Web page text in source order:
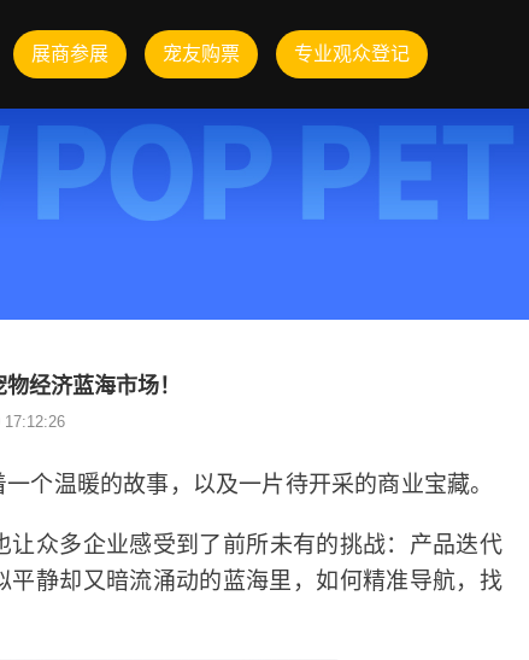
展商参展 宠友购票 专业观众登记
经济蓝海市场！
17:12:26
个温暖的故事，以及一片待开采的商业宝藏。
众多企业感受到了前所未有的挑战：产品迭代
静却又暗流涌动的蓝海里，如何精准导航，找